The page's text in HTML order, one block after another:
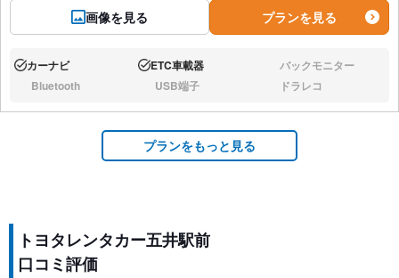
画像を見る プランを見る
あり:カーナビ あり:ETC車載器 なし:バックモニター
なし:Bluetooth なし:USB端子 なし:ドラレコ
プランをもっと見る
トヨタレンタカー五井駅前
口コミ評価